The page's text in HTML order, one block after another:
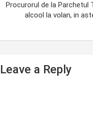
Procurorul de la
alcool la volan, in
Leave a Reply